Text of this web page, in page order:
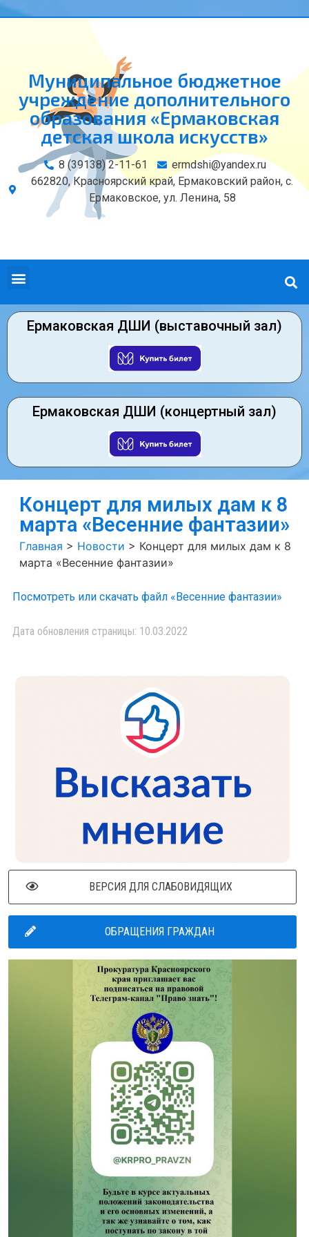
Муниципальное бюджетное
учреждение дополнительного
образования «Ермаковская
детская школа искусств»
8 (39138) 2-11-61
ermdshi@yandex.ru
662820, Красноярский край, Ермаковский район, с.
Ермаковское, ул. Ленина, 58
Ермаковская ДШИ (выставочный зал)
Ермаковская ДШИ (концертный зал)
Концерт для милых дам к 8
марта «Весенние фантазии»
Главная > Новости > Концерт для милых дам к 8
марта «Весенние фантазии»
Посмотреть или скачать файл «Весенние фантазии»
Дата обновления страницы: 10.03.2022
ВЕРСИЯ ДЛЯ СЛАБОВИДЯЩИХ
ОБРАЩЕНИЯ ГРАЖДАН